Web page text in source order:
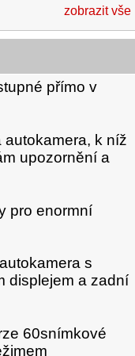
zobrazit vše
přímo v
autokamera, k níž
upozornění a
pro enormní
s
displejem a zadní
60snímkové